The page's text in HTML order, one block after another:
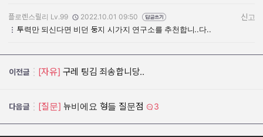
작성자:
플로렌스릴리 Lv.99
작성일:
2022.10.01 09:50
신고
투력만 되신다면 비던 둥지 시가지 연구소를 추천합니..다..
이전글 [자유] 구레 팅김 죄송합니당..
다음글 [질문] 뉴비에요 형들 질문점 3